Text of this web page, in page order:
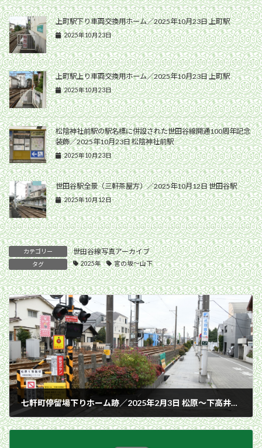
上町駅下り車両交換用ホーム／2025年10月23日 上町駅
2025年10月23日
上町駅上り車両交換用ホーム／2025年10月23日 上町駅
2025年10月23日
松陰神社前駅の駅名標に併設された世田谷線開通100周年記念
装飾／2025年10月23日 松陰神社前駅
2025年10月23日
世田谷駅全景（三軒茶屋方）／2025年10月12日 世田谷駅
2025年10月12日
カテゴリー 世田谷線写真アーカイブ
タグ 2025年 宮の坂〜山下
七軒町停留場下りホーム跡／2025年2月3日 松原〜下高井戸間
2025年2月3日